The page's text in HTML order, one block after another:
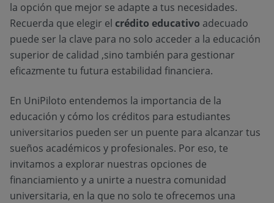
la opción que mejor se adapte a tus necesidades.
Recuerda que elegir el crédito educativo adecuado
puede ser la clave para no solo acceder a la educación
superior de calidad ,sino también para gestionar
eficazmente tu futura estabilidad financiera.
En UniPiloto entendemos la importancia de la
educación y cómo los créditos para estudiantes
universitarios pueden ser un puente para alcanzar tus
sueños académicos y profesionales. Por eso, te
invitamos a explorar nuestras opciones de
financiamiento y a unirte a nuestra comunidad
universitaria, en la que no solo te ofrecemos una